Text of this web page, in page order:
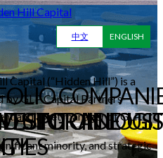
INTOIN
UPGRADE
Hill Capital
中文 ENGLISH
Capital (“Hidden Hill”) is a
by GLP Capital Partners
and asset manager of GLP.
minority, and strategic